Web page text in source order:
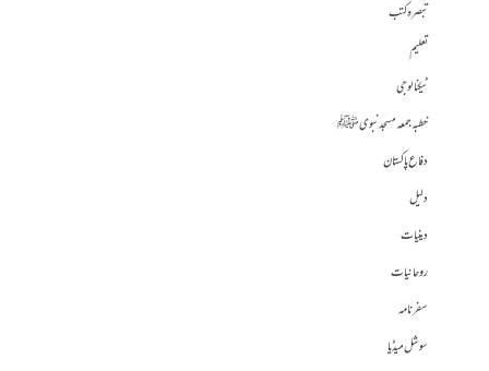
تبصرہ کتب
تعلیم
ٹیکنالوجی
خطبہ جمعہ مسجد نبوی ﷺ
دفاع پاکستان
دلیل
دینیات
روحانیات
سفرنامہ
سوشل میڈیا